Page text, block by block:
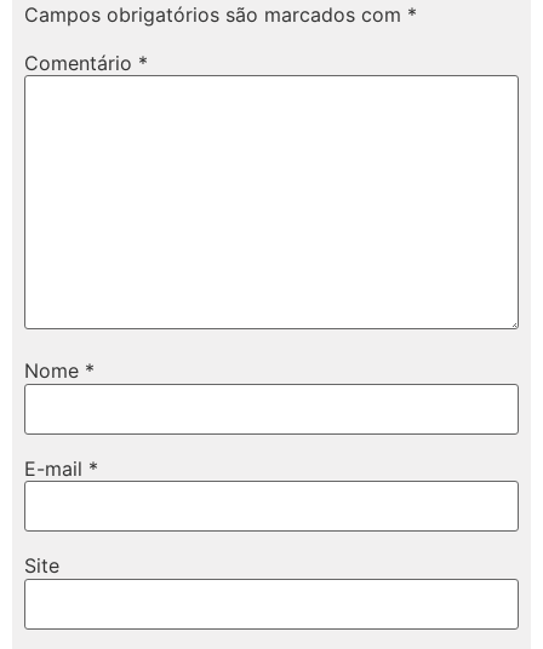
Campos obrigatórios são marcados com *
Comentário *
Nome *
E-mail *
Site